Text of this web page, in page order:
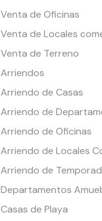
Venta de Oficinas
Venta de Locales
Venta de Terreno
Arriendos
Arriendo de Casas
Arriendo de
Arriendo de Oficinas
Arriendo de Locales
Arriendo de
Departamentos
Casas de Playa